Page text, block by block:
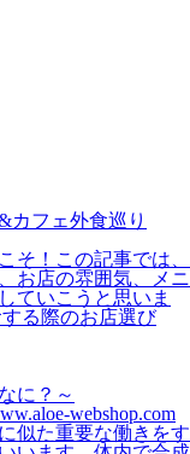
カフェ外食巡り
そ！この記事では、
お店の雰囲気、メニ
ていこうと思いま
る際のお店選び
に？～
webshop.com
似た重要な働きをす